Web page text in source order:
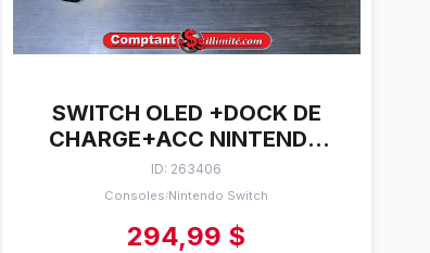
SWITCH OLED +DOCK DE
CHARGE+ACC NINTENDO
HAC-016
ID: 263406
Consoles/Nintendo Switch
294,99 $